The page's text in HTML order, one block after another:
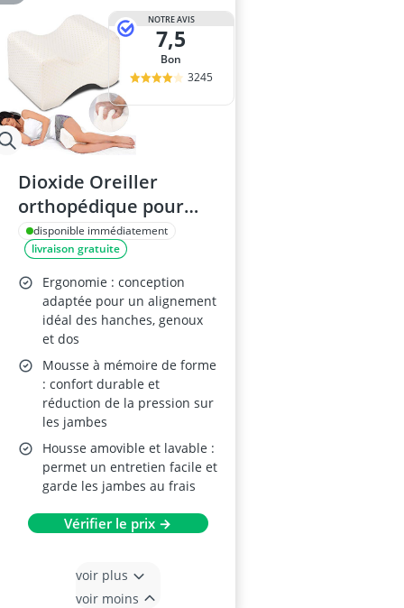
NOTRE AVIS
7,5
Bon
3245
Dioxide Oreiller
orthopédique pour
Genou
disponible immédiatement
livraison gratuite
Ergonomie : conception
adaptée pour un alignement
idéal des hanches, genoux
et dos
Mousse à mémoire de forme
: confort durable et
réduction de la pression sur
les jambes
Housse amovible et lavable :
permet un entretien facile et
garde les jambes au frais
Vérifier le prix →
voir plus
voir moins